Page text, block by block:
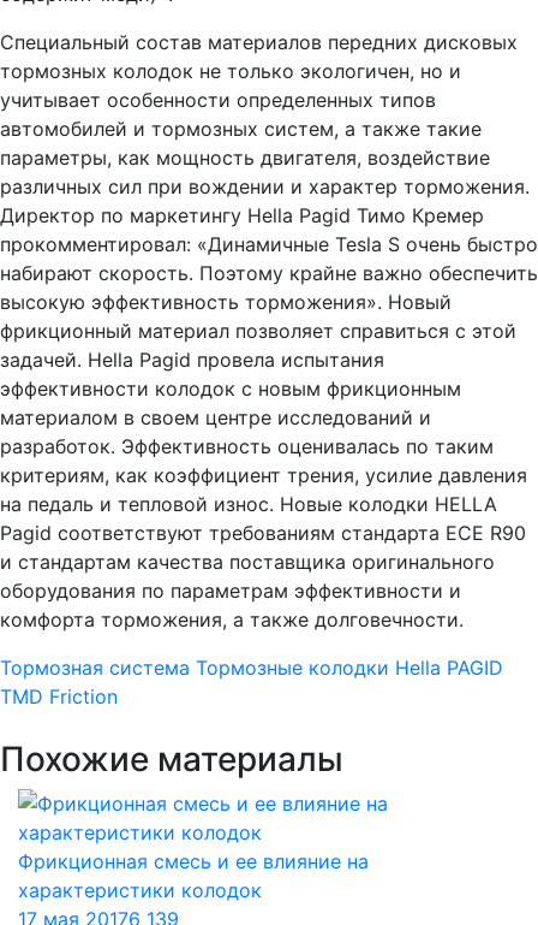
Специальный состав материалов передних дисковых
тормозных колодок не только экологичен, но и
учитывает особенности определенных типов
автомобилей и тормозных систем, а также такие
параметры, как мощность двигателя, воздействие
различных сил при вождении и характер торможения.
Директор по маркетингу Hella Pagid Тимо Кремер
прокомментировал: «Динамичные Tesla S очень быстро
набирают скорость. Поэтому крайне важно обеспечить
высокую эффективность торможения». Новый
фрикционный материал позволяет справиться с этой
задачей. Hella Pagid провела испытания
эффективности колодок с новым фрикционным
материалом в своем центре исследований и
разработок. Эффективность оценивалась по таким
критериям, как коэффициент трения, усилие давления
на педаль и тепловой износ. Новые колодки HELLA
Pagid соответствуют требованиям стандарта ECE R90
и стандартам качества поставщика оригинального
оборудования по параметрам эффективности и
комфорта торможения, а также долговечности.
Тормозная система Тормозные колодки Hella PAGID
TMD Friction
Похожие материалы
Фрикционная смесь и ее влияние на
характеристики колодок
17 мая 20176 139